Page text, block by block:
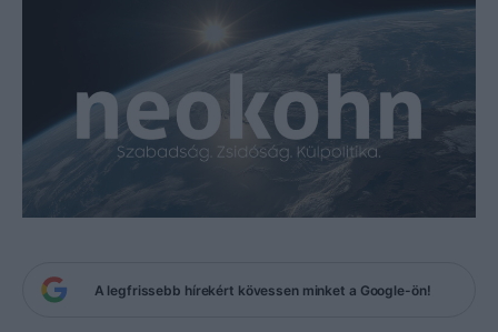
A legfrissebb hírekért kövessen minket a Google-ön!